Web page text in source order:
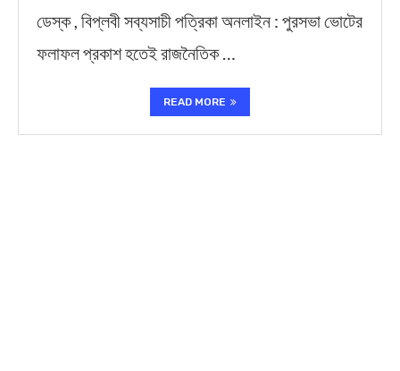
ডেস্ক , বিপ্লবী সব্যসাচী পত্রিকা অনলাইন : পুরসভা ভোটের
ফলাফল প্রকাশ হতেই রাজনৈতিক …
READ MORE